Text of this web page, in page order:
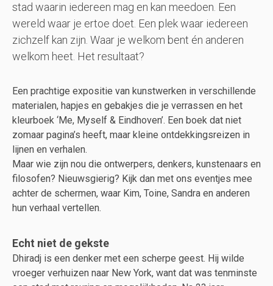
stad waarin iedereen mag en kan meedoen. Een
wereld waar je ertoe doet. Een plek waar iedereen
zichzelf kan zijn. Waar je welkom bent én anderen
welkom heet. Het resultaat?
Een prachtige expositie van kunstwerken in verschillende
materialen, hapjes en gebakjes die je verrassen en het
kleurboek ‘Me, Myself & Eindhoven’. Een boek dat niet
zomaar pagina’s heeft, maar kleine ontdekkingsreizen in
lijnen en verhalen.
Maar wie zijn nou die ontwerpers, denkers, kunstenaars en
filosofen? Nieuwsgierig? Kijk dan met ons eventjes mee
achter de schermen, waar Kim, Toine, Sandra en anderen
hun verhaal vertellen.
Echt niet de gekste
Dhiradj is een denker met een scherpe geest. Hij wilde
vroeger verhuizen naar New York, want dat was tenminste